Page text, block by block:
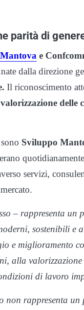
parità di
Mantova e
dalla direzione
Il riconoscimento
valorizzazione delle
Sviluppo
servizi,
– rappresenta un
sostenibili e
e miglioramento
alla
di lavoro
non rappresenta